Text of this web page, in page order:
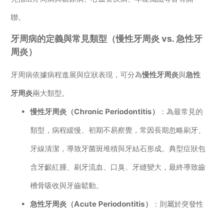
聯。
牙周病的定義與常見類型（慢性牙周炎 vs. 急性牙
周炎）
牙周病依據病程進展與症狀表現，可分為慢性牙周炎與急性
牙周炎兩大類型。
慢性牙周炎（Chronic Periodontitis）
：為最常見的
類型，病程緩慢、初期不易察覺，常因長期忽略刷牙、
牙線清潔，導致牙菌斑堆積與牙結石形成。典型症狀包
含牙齦紅腫、刷牙流血、口臭、牙縫變大，最終導致齒
槽骨吸收與牙齒鬆動。
急性牙周炎（Acute Periodontitis）
：則屬於突發性